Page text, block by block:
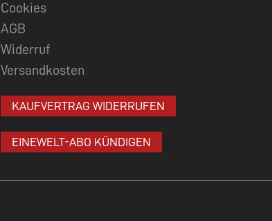
Cookies
AGB
Widerruf
Versandkosten
KAUFVERTRAG WIDERRUFEN
EINEWELT-ABO KÜNDIGEN